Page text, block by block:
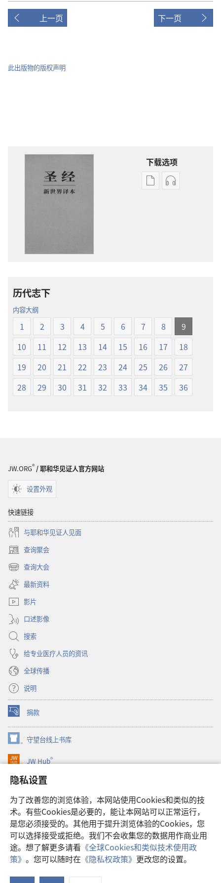
隐私设置
为了改善您的浏览体验，本网站使用Cookies和类似的技
术。有些Cookies是必要的，能让本网站可以正常运行，
是您必须接受的。其他用于提升浏览体验的Cookies，您
可以选择接受或拒绝。我们不会收集您的数据用作商业用
途。想了解更多请看 《全球Cookies和类似技术使用政
策》 。您可以随时在 《隐私权政策》 更改您的设置。
上一页 下一页
此出版物的版权声明
下载选项
电
新
界
译
录
译
历代志下
内容大纲
1 2 3 4 5 6 7 8
9
10
11 12 13 14 15 16 17
18
19
20 21 22 23 24 25 26
27
28
29 30 31 32 33 34 35 36
JW.ORG® / 耶和华见证人官方网站
设置外观
快速链接
与耶和华见证人见面
查询聚会
（打
开
新
窗
口）
查询大会
（打
开
新
窗
最新资料
影片
口述影像
搜索
给专业医疗人员的资讯
全球传播
说明
捐款
（打
开
新
窗
口）
守望台线上书库
（打
开
新
口）
JW Hub®
（打
开
新
窗
口）
JW Library®
Watchtower Library
Copyright© 2026 Watch Tower Bible and Tract Society of Pennsylvania.
使用条款|隐私权政策| 隐私设置